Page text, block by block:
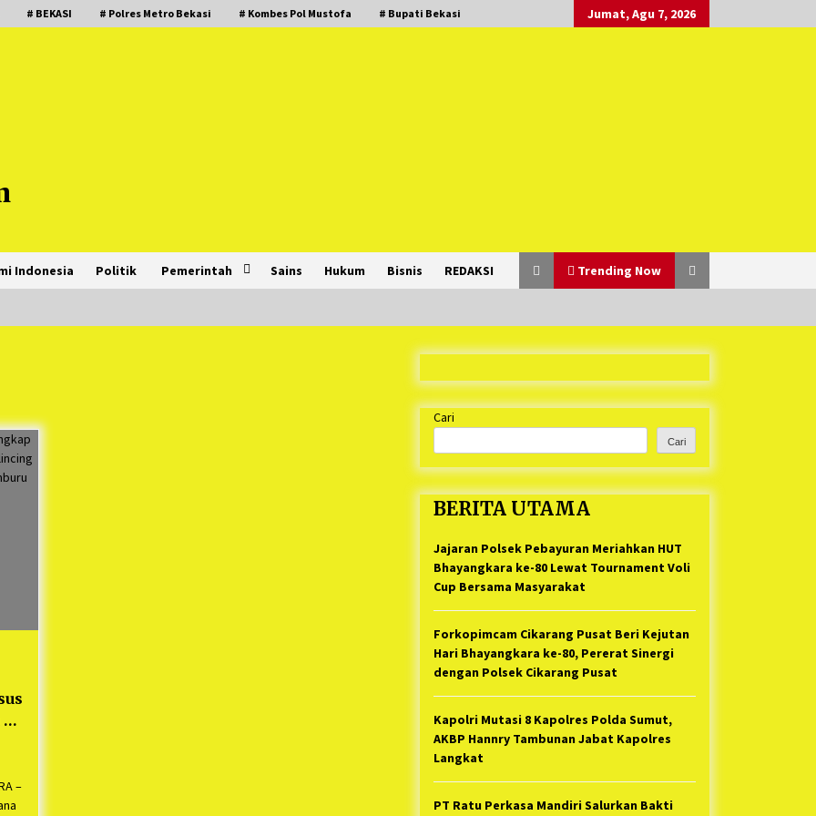
# BEKASI # Polres Metro Bekasi # Kombes Pol Mustofa # Bupati Bekasi Jumat, Agu 7, 2026
Indonesia Politik Pemerintah Sains Hukum Bisnis REDAKSI Trending Now
Tak Dapat Fasilitas yang Sesuai,
Para Peserta Retret Aparatur Desa
Sebelum Waktunya
Indonesia Gilang Bayu Nugraha,
S.H, Ucapkan Terimakasih Atas
Support Camat Kedungwaringin
Memberikan Logistik Ke Posko
1 tahun ago
Jelang Ramadhan, Kecamatan
Cikarang Pusat Gelar STQ ke-VII
1 tahun ago
–
Cari
Cari
BERITA UTAMA
Jajaran Polsek Pebayuran Meriahkan HUT
Bhayangkara ke-80 Lewat Tournament Voli
Cup Bersama Masyarakat
Forkopimcam Cikarang Pusat Beri Kejutan
Hari Bhayangkara ke-80, Pererat Sinergi
dengan Polsek Cikarang Pusat
Kapolri Mutasi 8 Kapolres Polda Sumut,
AKBP Hannry Tambunan Jabat Kapolres
Langkat
PT Ratu Perkasa Mandiri Salurkan Bakti